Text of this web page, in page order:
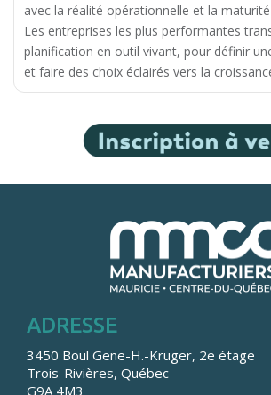
avec la réalité opérationnelle et la
Les entreprises les plus performantes
planification en outil vivant, pour définir
et faire des choix éclairés vers la
ADRESSE
3450 Boul Gene-H.-Kruger, 2e étage
Trois-Rivières, Québec
G9A 4M3